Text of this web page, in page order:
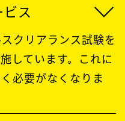
ス
クリアランス試験を
しています。これに
必要がなくなりま